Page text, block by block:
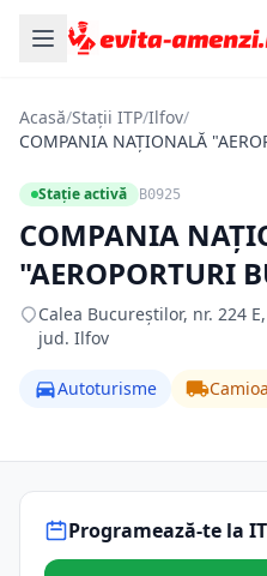
Acasă/Stații ITP/Ilfov/
COMPANIA NAŢIONALĂ
Stație activă B0925
COMPANIA
"AEROPORTURI
Calea Bucureştilor, nr. 224
jud. Ilfov
Autoturisme
Programează-te la